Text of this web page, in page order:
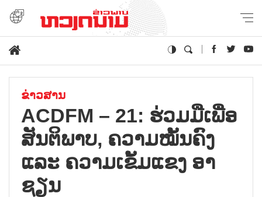
ຂ່າວສານ
ACDFM – 21: ຮ່ວມ​ມື​ເພື່ອ​
ສັນ​ຕິ​ພາບ, ຄ​ວາມ​ໝັ້ນ​ຄົງ
ແລະ ຄວາມ​ເຂັ້ມ​ແຂງ ອາ​
ຊຽນ